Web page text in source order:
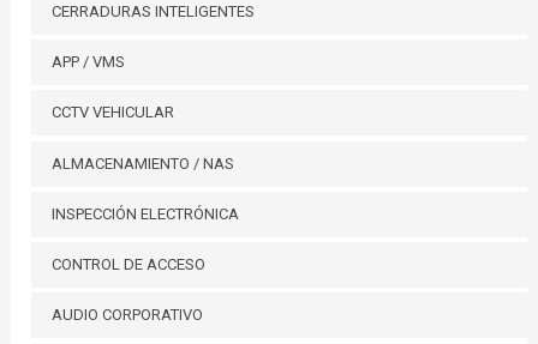
CERRADURAS INTELIGENTES
APP / VMS
CCTV VEHICULAR
ALMACENAMIENTO / NAS
INSPECCIÓN ELECTRÓNICA
CONTROL DE ACCESO
AUDIO CORPORATIVO